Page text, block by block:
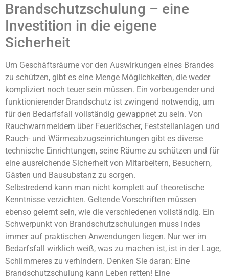
Brandschutzschulung – eine
Investition in die eigene
Sicherheit
Um Geschäftsräume vor den Auswirkungen eines Brandes
zu schützen, gibt es eine Menge Möglichkeiten, die weder
kompliziert noch teuer sein müssen. Ein vorbeugender und
funktionierender Brandschutz ist zwingend notwendig, um
für den Bedarfsfall vollständig gewappnet zu sein. Von
Rauchwarnmeldern über Feuerlöscher, Feststellanlagen und
Rauch- und Wärmeabzugseinrichtungen gibt es diverse
technische Einrichtungen, seine Räume zu schützen und für
eine ausreichende Sicherheit von Mitarbeitern, Besuchern,
Gästen und Bausubstanz zu sorgen.
Selbstredend kann man nicht komplett auf theoretische
Kenntnisse verzichten. Geltende Vorschriften müssen
ebenso gelernt sein, wie die verschiedenen vollständig. Ein
Schwerpunkt von Brandschutzschulungen muss indes
immer auf praktischen Anwendungen liegen. Nur wer im
Bedarfsfall wirklich weiß, was zu machen ist, ist in der Lage,
Schlimmeres zu verhindern. Denken Sie daran: Eine
Brandschutzschulung kann Leben retten! Eine